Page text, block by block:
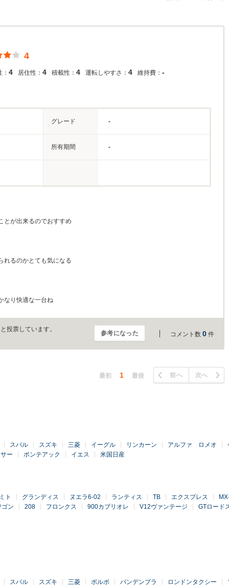
4
4 居住性： 4 積載性： 4 運転しやすさ： 4 維持費： -
グレード -
所有期間 -
とが出来るのでおすすめ
れるのかとても気になる
なり快適な一台ね
投票しています。
参考になった コメント数 0 件
最初 1 最後 前へ 次へ
スバル スズキ 三菱 イーグル リンカーン アルファ ロメオ
ー
ポンテアック イエス 米国日産
ト グランディス ヌエラ6-02 ランティス TB エクスプレス
ン
208 フロンクス 900カブリオレ V12ヴァンテージ GTロード
スバル スズキ 三菱 ボルボ バンデンプラ ロンドンタクシー